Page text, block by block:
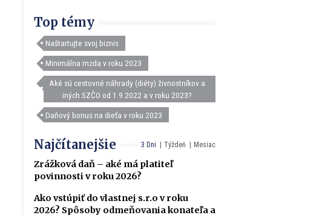
Top témy
Naštartujte svoj biznis
Minimálna mzda v roku 2023
Aké sú cestovné náhrady (diéty) živnostníkov a
iných SZČO od 1.9.2022 a v roku 2023?
Daňový bonus na dieťa v roku 2023
3 Dni Týždeň Mesiac
Najčítanejšie
Zrážková daň – aké má platiteľ
povinnosti v roku 2026?
Ako vstúpiť do vlastnej s.r.o v roku
2026? Spôsoby odmeňovania konateľa a